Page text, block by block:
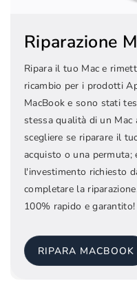
Riparazione
Ripara il tuo Mac e
ricambio per i prodotti
MacBook e sono stati
stessa qualità di un Mac
scegliere se riparare il
acquisto o una permuta;
l'investimento richiesto
completare la
100% rapido e garantito!
RIPARA MACBOOK